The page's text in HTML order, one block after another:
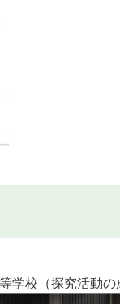
学校（探究活動の